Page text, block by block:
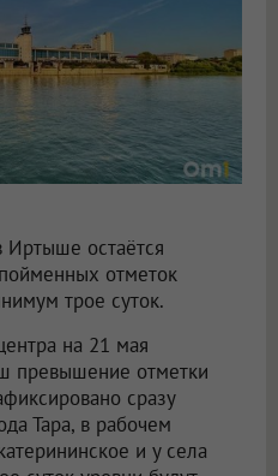
Иртыше остаётся
отметок
трое суток.
на 21 мая
превышение отметки
сразу
Тара, в рабочем
и у села